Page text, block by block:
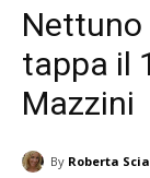
Nettuno
tappa il
Mazzini
By Roberta